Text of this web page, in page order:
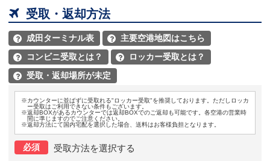
 受取・返却方法
 成田ターミナル表  主要空港地図はこちら
 コンビニ受取とは？  ロッカー受取とは？
 受取・返却場所が未定
※カウンターに並ばずに受取れる"ロッカー受取"を推奨しております。ただしロッカ
ー受取はご利用できない条件もございます。
※返却BOXがあるカウンターでは返却BOXでのご返却も可能です。各空港の営業時
間に準じますのでご注意ください。
※返却方法にて国内宅配を選択した場合、送料はお客様負担となります。
必須 受取方法を選択する